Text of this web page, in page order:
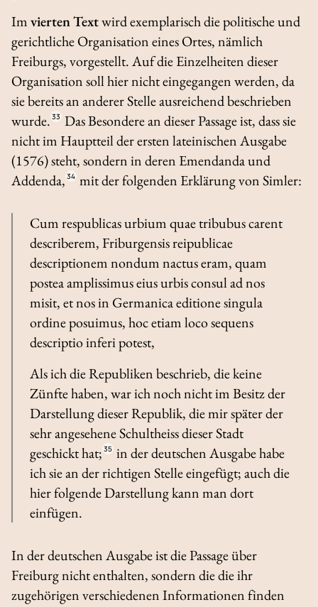
Imvierten Textwird exemplarisch die politische und
gerichtliche Organisation eines Ortes, nämlich
Freiburgs, vorgestellt. Auf die Einzelheiten dieser
Organisation soll hier nicht eingegangen werden, da
sie bereits an anderer Stelle ausreichend beschrieben
wurde. 33 Das Besondere an dieser Passage ist, dass sie
nicht im Hauptteil der ersten lateinischen Ausgabe
(1576) steht, sondern in deren Emendandaund
Addenda, 34 mit der folgenden Erklärung von Simler:
Cum respublicas urbium quae tribubus carent
describerem, Friburgensis reipublicae
descriptionem nondum nactus eram, quam
postea amplissimus eius urbis consul ad nos
misit, et nos in Germanica editione singula
ordine posuimus, hoc etiam loco sequens
descriptio inferi potest,
Als ich die Republiken beschrieb, die keine
Zünfte haben, war ich noch nicht im Besitz der
Darstellung dieser Republik, die mir später der
sehr angesehene Schultheiss dieser Stadt
geschickt hat; 35 in der deutschen Ausgabe habe
ich sie an der richtigen Stelle eingefügt; auch die
hier folgende Darstellung kann man dort
einfügen.
In der deutschen Ausgabe ist die Passage über
Freiburg nicht enthalten, sondern die die ihr
zugehörigen verschiedenen Informationen finden